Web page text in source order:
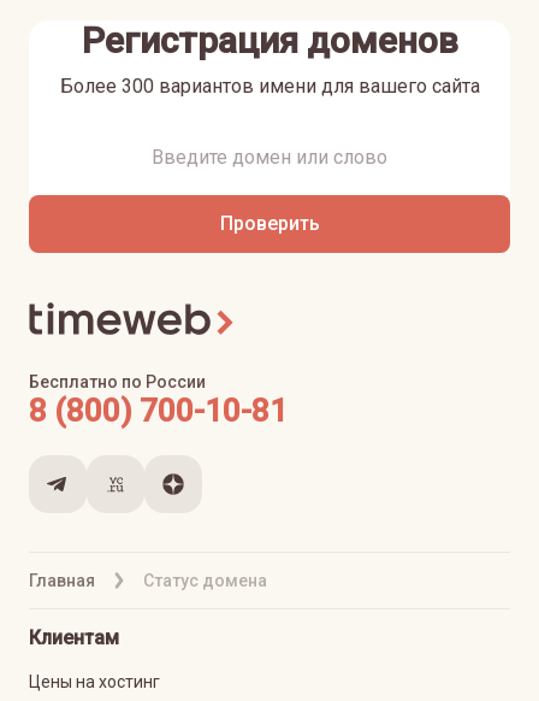
Регистрация доменов
Более 300 вариантов имени для вашего сайта
Проверить
Главная Статус домена
Бесплатно по России
8 (800) 700-10-81
Клиентам
Цены на хостинг